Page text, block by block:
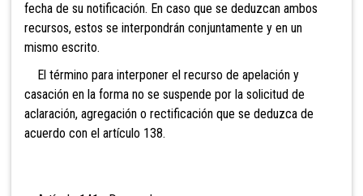
fecha de su notificación. En caso que se deduzcan ambos
recursos, estos se interpondrán conjuntamente y en un
mismo escrito.
El término para interponer el recurso de apelación y
casación en la forma no se suspende por la solicitud de
aclaración, agregación o rectificación que se deduzca de
acuerdo con el artículo 138.